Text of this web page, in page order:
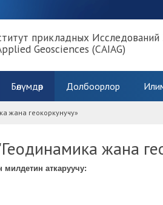
прикладных
Geosciences (CAIAG)
Бөлүмдөр Долбоорлор
жана геокоркунучу»
жана
аткаруучу: